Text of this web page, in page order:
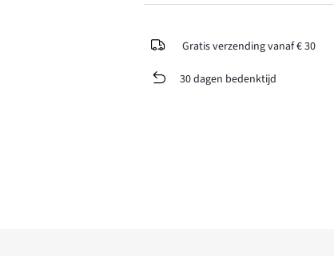
Gratis verzending vanaf € 30
30 dagen bedenktijd